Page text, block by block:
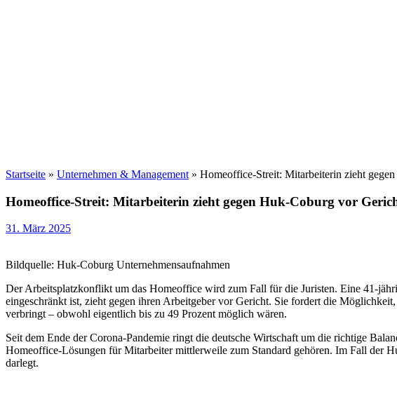
Startseite » Unternehmen & Management » Homeoffice-Streit: Mitarbeiterin zieht
Homeoffice-Streit: Mitarbeiterin zieht gegen Huk-Coburg vor
31. März 2025
Bildquelle: Huk-Coburg Unternehmensaufnahmen
Der Arbeitsplatzkonflikt um das Homeoffice wird zum Fall für die Juristen. Eine 41-
eingeschränkt ist, zieht gegen ihren Arbeitgeber vor Gericht. Sie fordert die
verbringt – obwohl eigentlich bis zu 49 Prozent möglich wären.
Seit dem Ende der Corona-Pandemie ringt die deutsche Wirtschaft um die richtige
Homeoffice-Lösungen für Mitarbeiter mittlerweile zum Standard gehören. Im Fall der
darlegt.